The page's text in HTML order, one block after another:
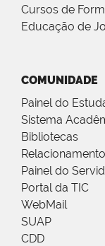
Cursos de
Educação de
COMUNIDADE
Painel do
Sistema
Bibliotecas
Painel do
Portal da TIC
WebMail
SUAP
CDD